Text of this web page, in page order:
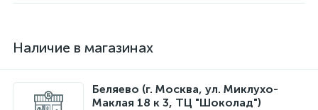
Наличие в магазинах
Беляево (г. Москва, ул. Миклухо-
Маклая 18 к 3, ТЦ "Шоколад")